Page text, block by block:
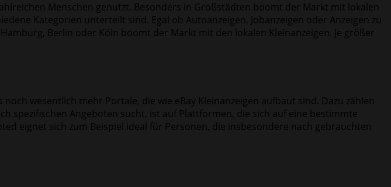
Menschen genutzt. Besonders in Großstädten boomt der Markt mit lokalen
Kategorien unterteilt sind. Egal ob Autoanzeigen, Jobanzeigen oder Anzeigen zu
Berlin oder Köln boomt der Markt mit den lokalen Kleinanzeigen. Je größer
wesentlich mehr Portale, die wie eBay Kleinanzeigen aufbaut sind. Dazu zählen
spezifischen Angeboten sucht, ist auf Plattformen, die sich auf eine bestimmte
eignet sich zum Beispiel ideal für Personen, die insbesondere nach gebrauchten